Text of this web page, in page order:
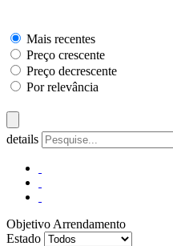
Mais recentes
Preço crescente
Preço decrescente
Por relevância
details
Objetivo Arrendamento
Estado